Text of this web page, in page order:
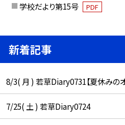
学校だより第15号 PDF
新着記事
8/3( 月 ) 若草Diary0731【夏休みのオ
7/25( 土 ) 若草Diary0724